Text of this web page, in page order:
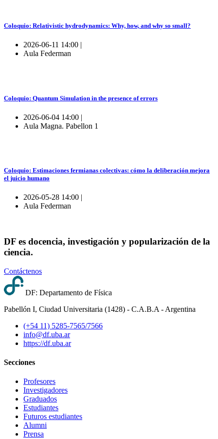
Coloquio: Relativistic hydrodynamics: Why, how, and why so small?
2026-06-11 14:00 |
Aula Federman
Coloquio: Quantum Simulation in the presence of errors
2026-06-04 14:00 |
Aula Magna. Pabellon 1
Coloquio: Estimaciones fermianas colectivas: cómo la deliberación mejora
el juicio humano
2026-05-28 14:00 |
Aula Federman
DF es docencia, investigación y popularización de la
ciencia.
Contáctenos
DF: Departamento de Física
Pabellón I, Ciudad Universitaria (1428) - C.A.B.A - Argentina
(+54 11) 5285-7565/7566
info@df.uba.ar
https://df.uba.ar
Secciones
Profesores
Investigadores
Graduados
Estudiantes
Futuros estudiantes
Alumni
Prensa